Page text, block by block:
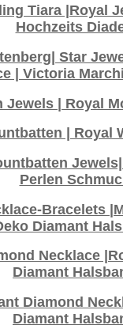
Tiara |Royal
Hochzeits
Star
| Victoria
Jewels | Royal
| Royal
Perlen
Bracelets
Diamant
Necklace
Diamant
Diamond
Diamant